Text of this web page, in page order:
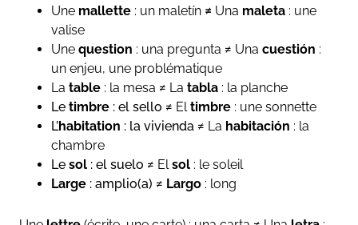
Une mallette : un maletín ≠ Una maleta : une
valise
Une question : una pregunta ≠ Una cuestión :
un enjeu, une problématique
La table : la mesa ≠ La tabla : la planche
Le timbre : el sello ≠ El timbre : une sonnette
L’habitation : la vivienda ≠ La habitación : la
chambre
Le sol : el suelo ≠ El sol : le soleil
Large : amplio(a) ≠ Largo : long